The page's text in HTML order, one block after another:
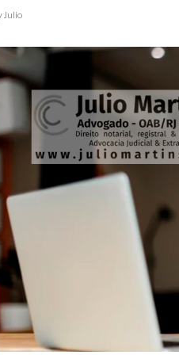
PARA
INVENTÁRIO?
Julio